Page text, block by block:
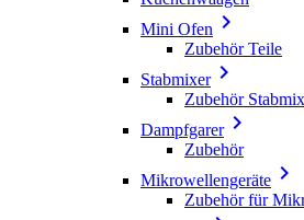
Mini Ofen 
Zubehör Teile
Stabmixer
Zubehör
Dampfgarer
Zubehör
Mikrowellengeräte 
Zubehör für